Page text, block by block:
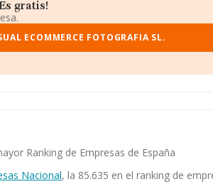
gratis!
ECOMMERCE FOTOGRAFIA SL.
Ranking de Empresas de España
Nacional, la 85.635 en el ranking de